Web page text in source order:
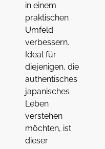
in einem
praktischen
Umfeld
verbessern.
Ideal für
diejenigen, die
authentisches
japanisches
Leben
verstehen
möchten, ist
dieser